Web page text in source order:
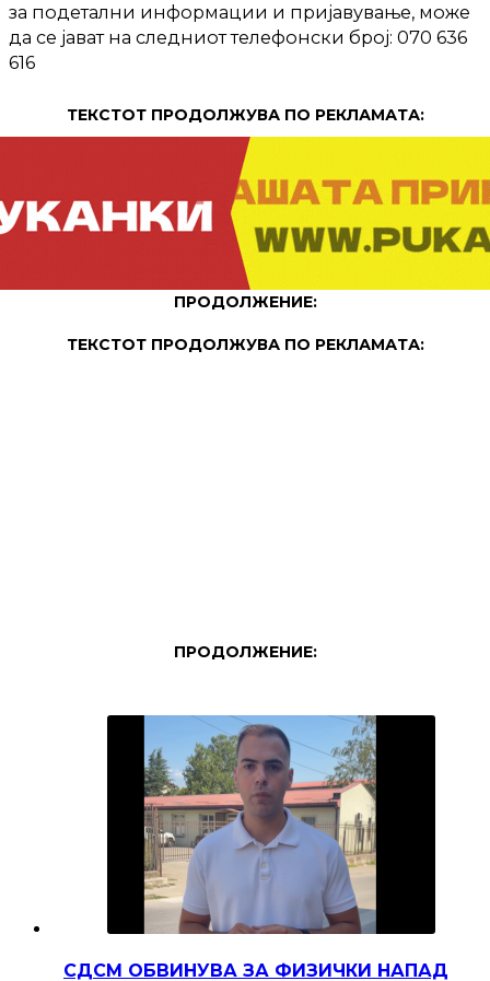
за подетални информации и пријавување, може
да се јават на следниот телефонски број: 070 636
616
ТЕКСТОТ ПРОДОЛЖУВА ПО РЕКЛАМАТА:
ПРОДОЛЖЕНИЕ:
ТЕКСТОТ ПРОДОЛЖУВА ПО РЕКЛАМАТА:
ПРОДОЛЖЕНИЕ:
СДСМ ОБВИНУВА ЗА ФИЗИЧКИ НАПАД